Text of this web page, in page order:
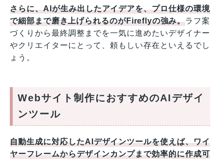
さらに、AIが生み出したアイデアを、プロ仕様の環境
で細部まで磨き上げられるのがFireflyの強み。ラフ案
づくりから最終調整までを一気に進めたいデザイナー
やクリエイターにとって、頼もしい存在といえるでし
ょう。
Webサイト制作におすすめのAIデザイ
ンツール
自動生成に対応したAIデザインツールを使えば、ワイ
ヤーフレームからデザインカンプまで効率的に作成可